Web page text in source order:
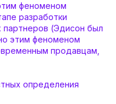
феноменом
разработки
партнеров (Эдисон был
этим феноменом
продавцам,
определения